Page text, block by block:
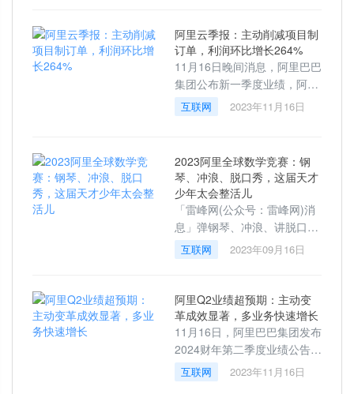
牙、荷兰、比
阿里云季报：主动削减项目制
订单，利润环比增长264%
11月16日晚间消息，阿里巴巴
集团公布新一季度业绩，阿里
云收入同比增长2%至276.48
亿元，经调整EBITA利润从上
至14.09亿元，环比增幅
互联网 2023年11月16日
2023阿里全球数学竞赛：钢
琴、冲浪、脱口秀，这届天才
少年太会整活儿
「雷峰网(公众号：雷峰网)消
息」弹钢琴、冲浪、讲脱口
秀，这届数学少年正在颠覆人
们的认知。9月16日傍晚，
（以下简称“阿里数学
互联网 2023年09月16日
阿里Q2业绩超预期：主动变
革成效显著，多业务快速增长
11月16日，阿里巴巴集团发布
2024财年第二季度业绩公告。
财报显示，7-9月集团收入同
比增长9%。经调整EBITA同比
互联网 2023年11月16日